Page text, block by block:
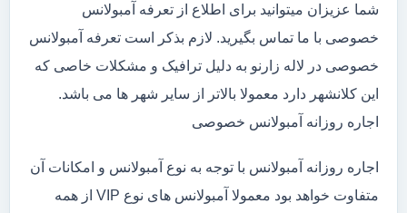
شما عزیزان میتوانید برای اطلاع از تعرفه آمبولانس
خصوصی با ما تماس بگیرید. لازم بذکر است تعرفه آمبولانس
خصوصی در لاله زارنو به دلیل ترافیک و مشکلات خاصی که
این کلانشهر دارد معمولا بالاتر از سایر شهر ها می باشد.
اجاره روزانه آمبولانس خصوصی
اجاره روزانه آمبولانس با توجه به نوع آمبولانس و امکانات آن
متفاوت خواهد بود معمولا آمبولانس های نوع VIP از همه